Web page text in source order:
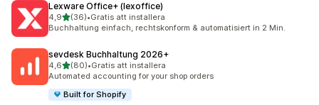
Lexware Office+ (lexoffice)
4,9av 5 stjärnor
(36)
36 recensioner totalt
•Gratis att installera
Buchhaltung einfach, rechtskonform & automatisiert in 2 Min.
sevdesk Buchhaltung 2026+
4,6av 5 stjärnor
(80)
80 recensioner totalt
•Gratis att installera
Automated accounting for your shop orders
Built for Shopify